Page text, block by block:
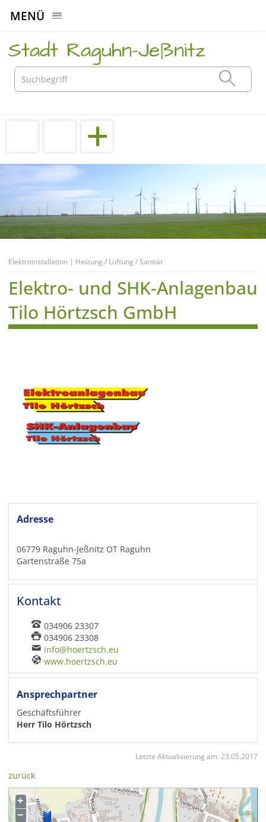
MENÜ
Stadt Raguhn-Jeßnitz
Elektroinstallation | Heizung / Lüftung / Sanitär
Elektro- und SHK-Anlagenbau
Tilo Hörtzsch GmbH
Adresse
06779 Raguhn-Jeßnitz OT Raguhn
Gartenstraße 75a
Kontakt
034906 23307
034906 23308
info@hoertzsch.eu
www.hoertzsch.eu
Ansprechpartner
Geschäftsführer
Herr Tilo Hörtzsch
Letzte Aktualisierung am: 23.05.2017
zurück
+
−